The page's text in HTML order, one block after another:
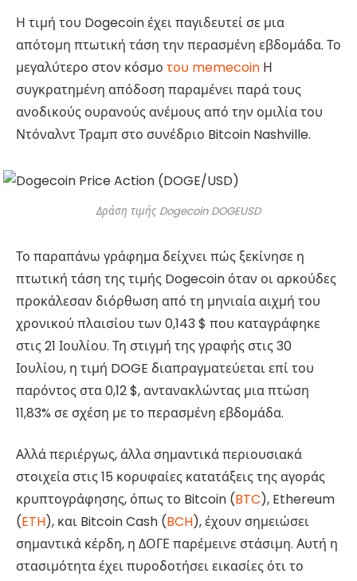
Η τιμή του Dogecoin έχει παγιδευτεί σε μια
απότομη πτωτική τάση την περασμένη εβδομάδα. Το
μεγαλύτερο στον κόσμο του memecoin Η
συγκρατημένη απόδοση παραμένει παρά τους
ανοδικούς ουρανούς ανέμους από την ομιλία του
Ντόναλντ Τραμπ στο συνέδριο Bitcoin Nashville.
Δράση τιμής Dogecoin DOGEUSD
Το παραπάνω γράφημα δείχνει πώς ξεκίνησε η
πτωτική τάση της τιμής Dogecoin όταν οι αρκούδες
προκάλεσαν διόρθωση από τη μηνιαία αιχμή του
χρονικού πλαισίου των 0,143 $ που καταγράφηκε
στις 21 Ιουλίου. Τη στιγμή της γραφής στις 30
Ιουλίου, η τιμή DOGE διαπραγματεύεται επί του
παρόντος στα 0,12 $, αντανακλώντας μια πτώση
11,83% σε σχέση με το περασμένη εβδομάδα.
Αλλά περιέργως, άλλα σημαντικά περιουσιακά
στοιχεία στις 15 κορυφαίες κατατάξεις της αγοράς
κρυπτογράφησης, όπως το Bitcoin (BTC), Ethereum
(ETH), και Bitcoin Cash (BCH), έχουν σημειώσει
σημαντικά κέρδη, η ΔΟΓΕ παρέμεινε στάσιμη. Αυτή η
στασιμότητα έχει πυροδοτήσει εικασίες ότι το